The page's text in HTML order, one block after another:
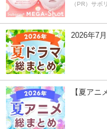
（PR）サボ
2026年7
【夏アニ